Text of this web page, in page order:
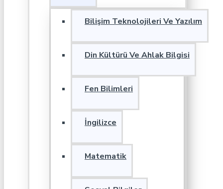
Bilişim Teknolojileri Ve Yazılım
Din Kültürü Ve Ahlak Bilgisi
Fen Bilimleri
İngilizce
Matematik